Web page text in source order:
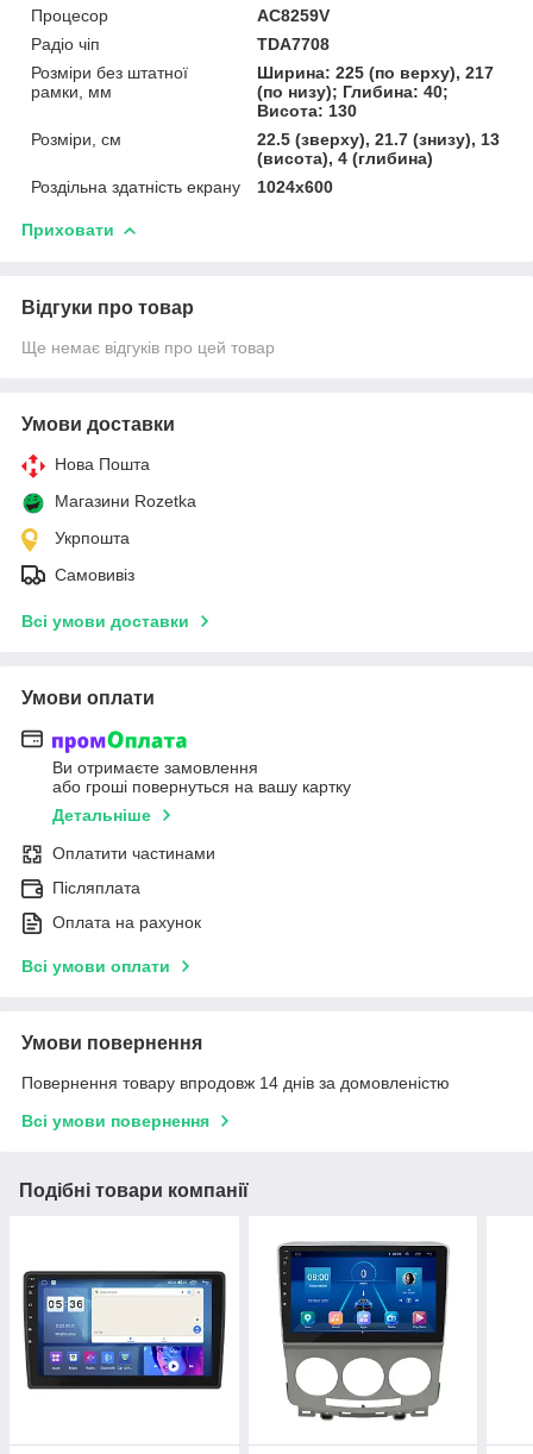
Процесор
AC8259V
Радіо чіп
TDA7708
Розміри без штатної
рамки, мм
Ширина: 225 (по верху), 217
(по низу); Глибина: 40;
Висота: 130
Розміри, см
22.5 (зверху), 21.7 (знизу), 13
(висота), 4 (глибина)
Роздільна здатність екрану
1024х600
Приховати
Відгуки про товар
Ще немає відгуків про цей товар
Умови доставки
Нова Пошта
Магазини Rozetka
Укрпошта
Самовивіз
Всі умови доставки
Умови оплати
Ви отримаєте замовлення
або гроші повернуться на вашу картку
Детальніше
Оплатити частинами
Післяплата
Оплата на рахунок
Всі умови оплати
Умови повернення
Повернення товару впродовж 14 днів за домовленістю
Всі умови повернення
Подібні товари компанії